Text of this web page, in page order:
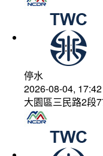
停水
2026-08-04,
大園區三民路2段